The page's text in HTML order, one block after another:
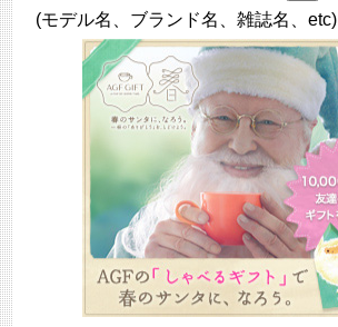
(モデル名、ブランド名、雑誌名、etc)